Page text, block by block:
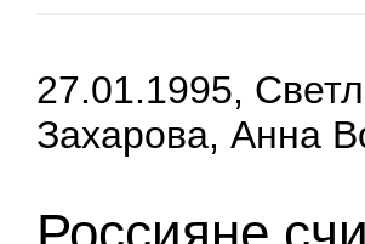
27.01.1995,
Захарова, Анна
Россияне